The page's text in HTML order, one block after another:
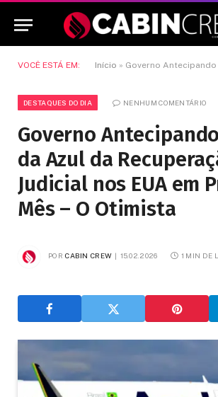
VOCÊ ESTÁ EM: Início » Governo Antecipando a Saída da Azul da Recuperação
DESTAQUES DO DIA NENHUM COMENTÁRIO
Governo
da Azul da
Judicial nos EUA em
Mês – O Otimista
POR CABIN CREW 15.02.2026 1 MIN DE